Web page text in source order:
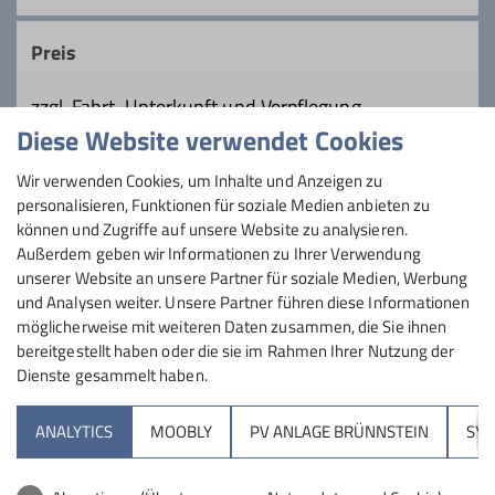
Preis
zzgl. Fahrt, Unterkunft und Verpflegung
Maximale Teilnehmeranzahl
10
Sektion
Diese Website verwendet Cookies
Wir verwenden Cookies, um Inhalte und Anzeigen zu
personalisieren, Funktionen für soziale Medien anbieten zu
können und Zugriffe auf unsere Website zu analysieren.
Außerdem geben wir Informationen zu Ihrer Verwendung
unserer Website an unsere Partner für soziale Medien, Werbung
und Analysen weiter. Unsere Partner führen diese Informationen
möglicherweise mit weiteren Daten zusammen, die Sie ihnen
bereitgestellt haben oder die sie im Rahmen Ihrer Nutzung der
Dienste gesammelt haben.
ANALYTICS MOOBLY PV ANLAGE BRÜNNSTEIN